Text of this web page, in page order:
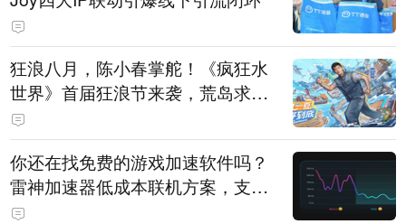
狂浪八月，陈小春掌舵！《疯狂水
世界》首届狂浪节来袭，荒岛求生
直播即将开启
你还在找免费的游戏加速软件吗？
雷神加速器低成本联机方案，支持
免费试用